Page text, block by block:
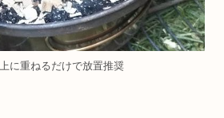
に重ねるだけで放置推奨